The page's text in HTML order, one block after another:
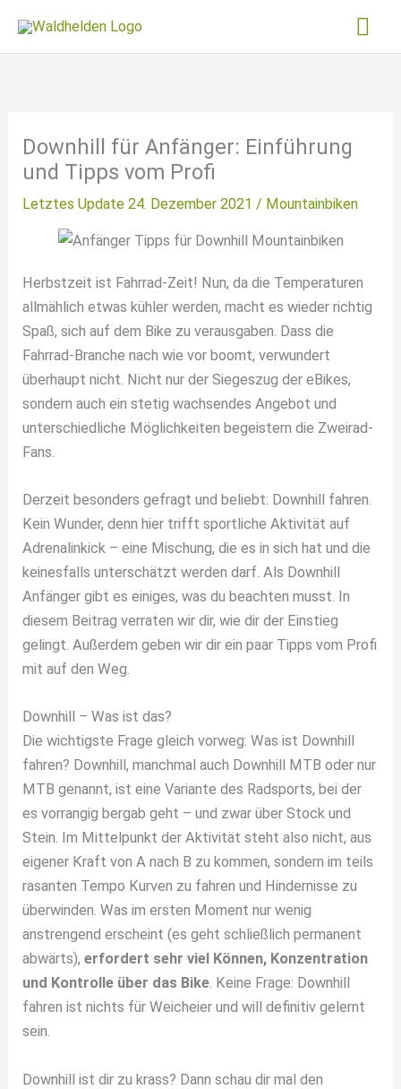
Inhalt
springen
Downhill für Anfänger: Einführung
und Tipps vom Profi
Letztes Update 24. Dezember 2021 / Mountainbiken
Herbstzeit ist Fahrrad-Zeit! Nun, da die Temperaturen
allmählich etwas kühler werden, macht es wieder richtig
Spaß, sich auf dem Bike zu verausgaben. Dass die
Fahrrad-Branche nach wie vor boomt, verwundert
überhaupt nicht. Nicht nur der Siegeszug der eBikes,
sondern auch ein stetig wachsendes Angebot und
unterschiedliche Möglichkeiten begeistern die Zweirad-
Fans.
Derzeit besonders gefragt und beliebt: Downhill fahren.
Kein Wunder, denn hier trifft sportliche Aktivität auf
Adrenalinkick – eine Mischung, die es in sich hat und die
keinesfalls unterschätzt werden darf. Als Downhill
Anfänger gibt es einiges, was du beachten musst. In
diesem Beitrag verraten wir dir, wie dir der Einstieg
gelingt. Außerdem geben wir dir ein paar Tipps vom Profi
mit auf den Weg.
Downhill – Was ist das?
Die wichtigste Frage gleich vorweg: Was ist Downhill
fahren? Downhill, manchmal auch Downhill MTB oder nur
MTB genannt, ist eine Variante des Radsports, bei der
es vorrangig bergab geht – und zwar über Stock und
Stein. Im Mittelpunkt der Aktivität steht also nicht, aus
eigener Kraft von A nach B zu kommen, sondern im teils
rasanten Tempo Kurven zu fahren und Hindernisse zu
überwinden. Was im ersten Moment nur wenig
anstrengend erscheint (es geht schließlich permanent
abwärts),erfordert sehr viel Können, Konzentration
und Kontrolle über das Bike. Keine Frage: Downhill
fahren ist nichts für Weicheier und will definitiv gelernt
sein.
Downhill ist dir zu krass? Dann schau dir mal den